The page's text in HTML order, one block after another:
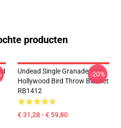
producten
Undead Single Granade With
Hollywood Bird Throw Blanket
RB1412
€ 31,28 - € 59,80
-20%